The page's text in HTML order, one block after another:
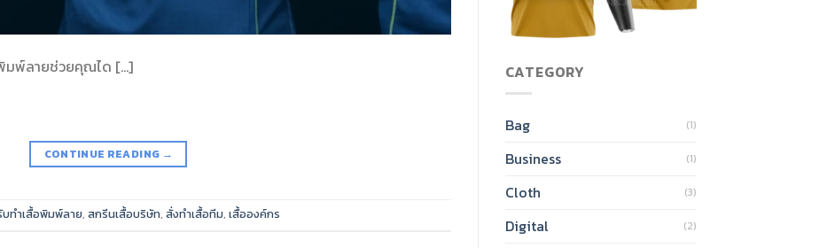
มพ์ลายช่วยคุณได […]
CONTINUE READING →
บทำเสื้อพิมพ์ลาย, สกรีนเสื้อบริษัท, สั่งทำเสื้อทีม, เสื้อองค์กร
CATEGORY
Bag (1)
Business (1)
Cloth (3)
Digital (2)